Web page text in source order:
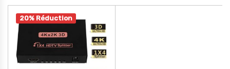
20% Réduction